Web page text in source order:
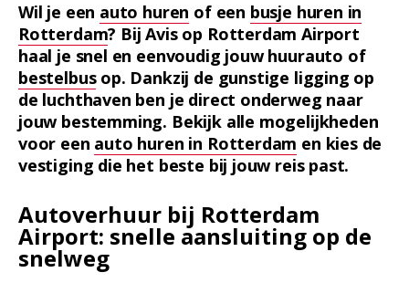
Wil je een auto huren of een busje huren in
Rotterdam? Bij Avis op Rotterdam Airport
haal je snel en eenvoudig jouw huurauto of
bestelbusop. Dankzij de gunstige ligging op
de luchthaven ben je direct onderweg naar
jouw bestemming. Bekijk alle mogelijkheden
voor een auto huren in Rotterdam en kies de
vestiging die het beste bij jouw reis past.
Autoverhuur bij Rotterdam
Airport: snelle aansluiting op de
snelweg